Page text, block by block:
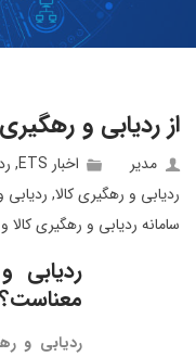
از ردیابی و
مدیر اخبار ETS ,
ردیابی و رهگیری کالا, ردیابی
سامانه ردیابی و رهگیری
ردیابی
معناست؟
ردیابی و